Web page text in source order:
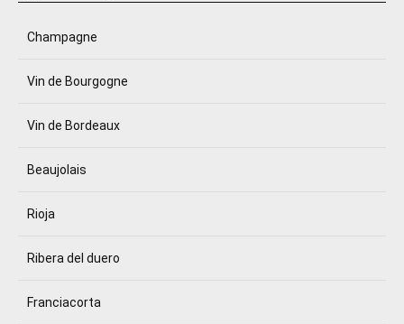
Champagne
Vin de Bourgogne
Vin de Bordeaux
Beaujolais
Rioja
Ribera del duero
Franciacorta